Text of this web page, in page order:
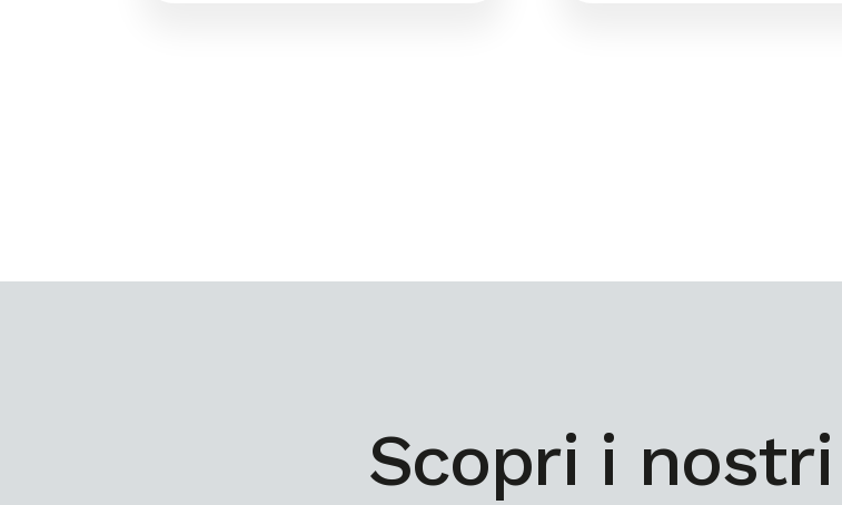
Scopri i nostri